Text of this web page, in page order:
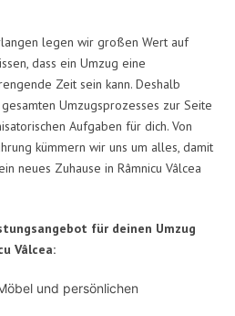
legen wir großen Wert auf
dass ein Umzug eine
Zeit sein kann. Deshalb
Umzugsprozesses zur Seite
Aufgaben für dich. Von
kümmern wir uns um alles, damit
neues Zuhause in Râmnicu Vâlcea
für deinen Umzug
Vâlcea:
und persönlichen